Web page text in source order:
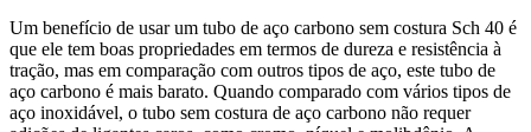
Um benefício de usar um tubo de aço carbono sem costura Sch 40 é
que ele tem boas propriedades em termos de dureza e resistência à
tração, mas em comparação com outros tipos de aço, este tubo de
aço carbono é mais barato. Quando comparado com vários tipos de
aço inoxidável, o tubo sem costura de aço carbono não requer